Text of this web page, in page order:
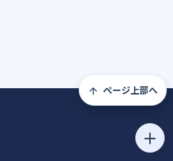
ページ上部へ